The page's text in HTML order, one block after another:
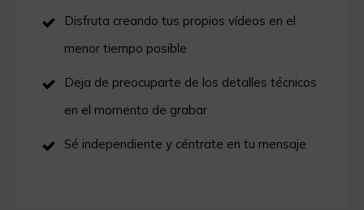
Disfruta creando tus propios vídeos en el
menor tiempo posible
Deja de preocuparte de los detalles técnicos
en el momento de grabar
Sé independiente y céntrate en tu mensaje